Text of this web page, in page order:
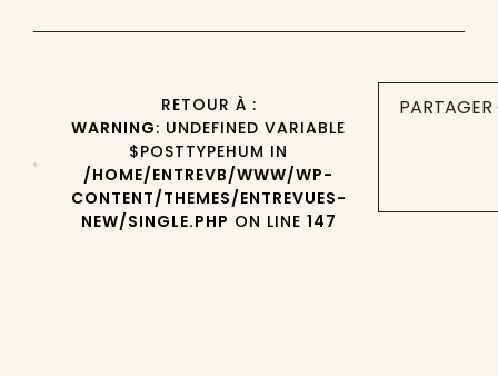
RETOUR À :
WARNING: UNDEFINED VARIABLE
$POSTTYPEHUM IN
/HOME/ENTREVB/WWW/WP-
CONTENT/THEMES/ENTREVUES-
NEW/SINGLE.PHP ON LINE 147